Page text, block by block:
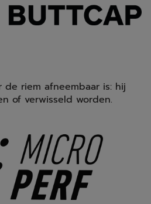
de riem afneembaar is: hij
of verwisseld worden.